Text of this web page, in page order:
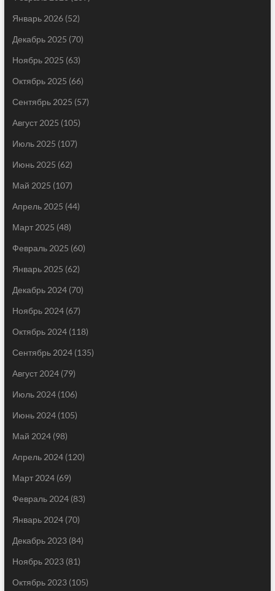
Январь 2026(52)
Декабрь 2025 (70)
Ноябрь 2025 (63)
Октябрь 2025 (66)
Сентябрь 2025 (57)
Август 2025 (105)
Июль 2025 (107)
Июнь 2025 (62)
Май 2025 (107)
Апрель 2025 (44)
Март 2025 (48)
Февраль 2025 (60)
Январь 2025 (62)
Декабрь 2024(70)
Ноябрь 2024(67)
Октябрь 2024(118)
Сентябрь 2024(135)
Август 2024(79)
Июль 2024(106)
Июнь 2024(105)
Май 2024(98)
Апрель 2024(120)
Март 2024(69)
Февраль 2024(83)
Январь 2024(70)
Декабрь 2023(84)
Ноябрь 2023(81)
Октябрь 2023(105)